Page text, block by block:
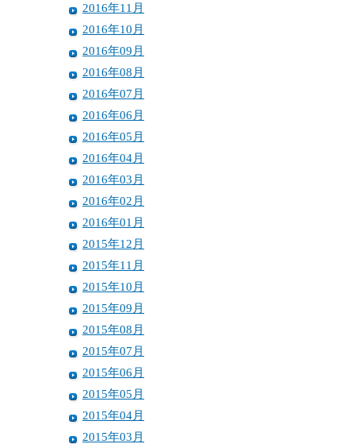
2016年11月
2016年10月
2016年09月
2016年08月
2016年07月
2016年06月
2016年05月
2016年04月
2016年03月
2016年02月
2016年01月
2015年12月
2015年11月
2015年10月
2015年09月
2015年08月
2015年07月
2015年06月
2015年05月
2015年04月
2015年03月